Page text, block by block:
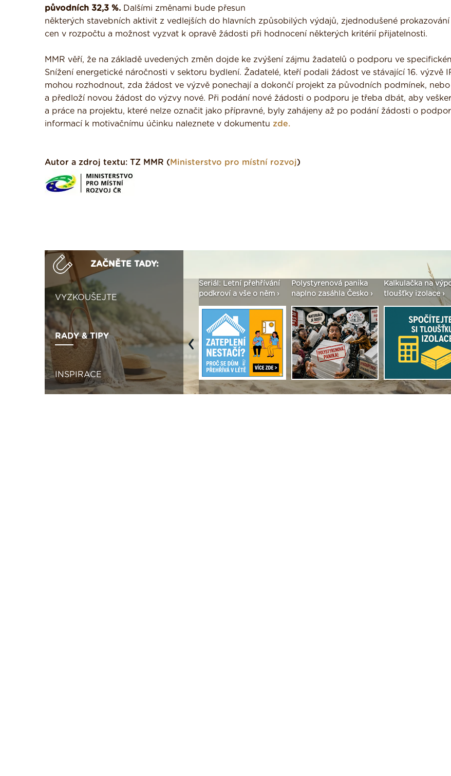
původních 32,3 %. Dalšími změnami bude přesun
některých stavebních aktivit z vedlejších do hlavních způsobilých výdajů, zjednodušené
cen v rozpočtu a možnost vyzvat k opravě žádosti při hodnocení některých kritérií přijatelnosti.
MMR věří, že na základě uvedených změn dojde ke zvýšení zájmu žadatelů o podporu ve
Snížení energetické náročnosti v sektoru bydlení. Žadatelé, kteří podali žádost ve stávající 16. výzvě
mohou rozhodnout, zda žádost ve výzvě ponechají a dokončí projekt za původních podmínek,
a předloží novou žádost do výzvy nové. Při podání nové žádosti o podporu je třeba dbát, aby
a práce na projektu, které nelze označit jako přípravné, byly zahájeny až po podání žádosti o
informací k motivačnímu účinku naleznete v dokumentu zde.
Autor a zdroj textu: TZ MMR ( Ministerstvo pro místní rozvoj)
ZAČNĚTE TADY:
VYZKOUŠEJTE
RADY & TIPY
INSPIRACE
Vytvořte si vizualizaci
seženeme! ›
Seriál: Letní přehřívání
podkroví a vše o něm ›
Polystyrenová panika
naplno zasáhla Česko ›
Kalkulačka na
tloušťky izolace ›
Previous